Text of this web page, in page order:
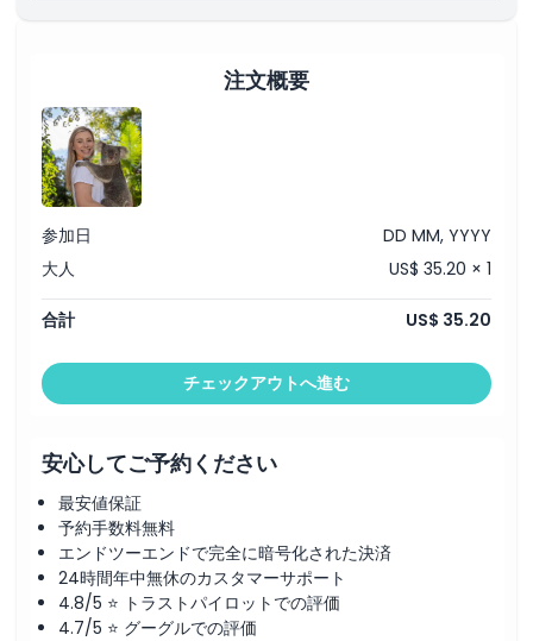
注文概要
参加日
DD MM, YYYY
大人
US$ 35.20 × 1
合計 US$ 35.20
チェックアウトへ進む
安心してご予約ください
最安値保証
予約手数料無料
エンドツーエンドで完全に暗号化された決済
24時間年中無休のカスタマーサポート
4.8/5 ⭐ トラストパイロットでの評価
4.7/5 ⭐ グーグルでの評価